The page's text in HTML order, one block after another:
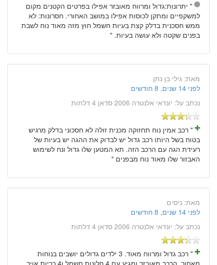
" יתרונות:גדול ומרווח מאובזר אפילו בפרטים הקטנים מקום
למשקפיים ומתקן לכוסות אפילו במושב האחורי. חסרונות: לא
ממש חסכנית בדלק קצת בעיות חשמל חוץ מזה מאוד נוח לשבת
בפנים שקטה ולא עושה בעיות. "
מאת: גילי בן נתן
לפני 14 שנים, 8 חודשים
נכתב על: יונדאי אלנטרה 2006 סדאן 4 דלתות
" רכב אמין נוח תחזוקה מכנית זולה לא חסכוני בדלק מרגיש
בטוח בשל היותו רכב גדול יש לבדוק את ההגה יש בעיות של
רעידת הגה עם הרכב הזה. תא המטען שלו גדול ונח לשימוש
האבזור שלו מאוד נוח מבפנים "
מאת: ניסים
לפני 14 שנים, 8 חודשים
נכתב על: יונדאי אלנטרה 2006 סדאן 4 דלתות
" רכב גדול ומרווח מאוד. 3 ילדים גדולים יושבים בנוחות
מאחור. הרכב מאובזר ומגיע עם 4 חלונות חשמל ו4 כריות אויר.